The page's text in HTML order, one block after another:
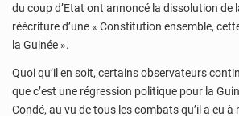
du coup d’Etat ont annoncé la dissolution de
réécriture d’une « Constitution ensemble,
la Guinée ».
Quoi qu’il en soit, certains observateurs
que c’est une régression politique pour la
Condé, au vu de tous les combats qu’il a eu à